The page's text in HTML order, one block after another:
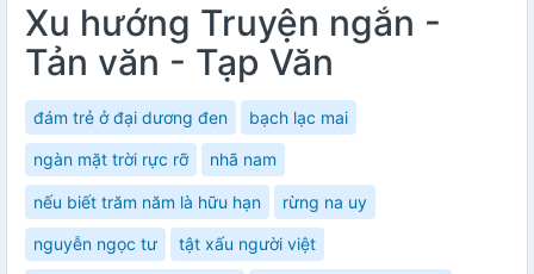
Xu hướng Truyện ngắn -
Tản văn - Tạp Văn
đám trẻ ở đại dương đen bạch lạc mai
ngàn mặt trời rực rỡ nhã nam
nếu biết trăm năm là hữu hạn rừng na uy
nguyễn ngọc tư tật xấu người việt